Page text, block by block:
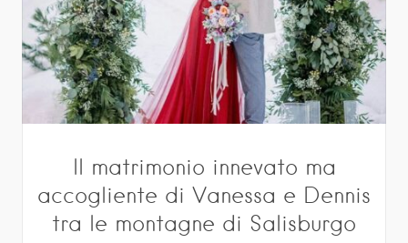
ll matrimonio innevato ma
accogliente di Vanessa e Dennis
tra le montagne di Salisburgo